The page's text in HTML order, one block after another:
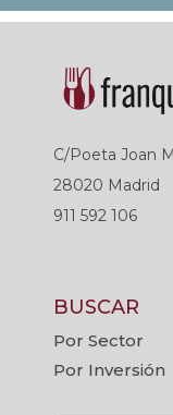
C/Poeta Joan
28020 Madrid
911 592 106
BUSCAR
Por Sector
Por Inversión